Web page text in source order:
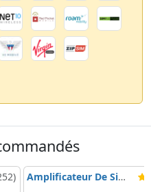
Amplificateur De Signal Mobile Nikrans NS-3000-Voice, 3G & 4G